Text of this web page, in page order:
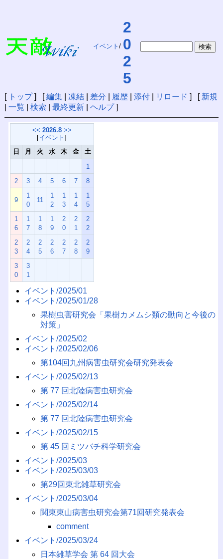
イベント /
2
0
2
5
[ トップ] [編集| 凍結| 差分 履歴| 添付| リロード ] [ 新規
一覧 検索 最終更新| ヘルプ]
<< 2026.8 >>
[イベント]
日
月 火 水 木 金
土
1
2
3 4 5 6 7 8
9
1
0
11
1
2
1
3
1
4
1
5
1
6
1
7
1
8
1
9
2
0
2
1
2
2
2
3
2
4
2
5
2
6
2
7
2
8
2
9
3
0
3
1
イベント/2025/01
イベント/2025/01/28
果樹虫害研究会「果樹カメムシ類の動向と今後の
対策」
イベント/2025/02
イベント/2025/02/06
第104回九州病害虫研究会研究発表会
イベント/2025/02/13
第 77 回北陸病害虫研究会
イベント/2025/02/14
第 77 回北陸病害虫研究会
イベント/2025/02/15
第 45 回ミツバチ科学研究会
イベント/2025/03
イベント/2025/03/03
第29回東北雑草研究会
イベント/2025/03/04
関東東山病害虫研究会第71回研究発表会
comment
イベント/2025/03/24
日本雑草学会 第 64 回大会